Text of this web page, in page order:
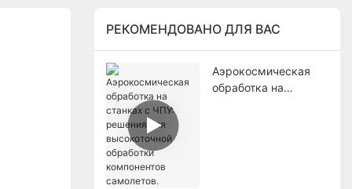
РЕКОМЕНДОВАНО ДЛЯ ВАС
Аэрокосмическая
обработка на